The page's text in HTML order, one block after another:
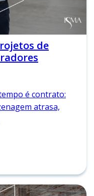
de
é contrato:
atrasa,